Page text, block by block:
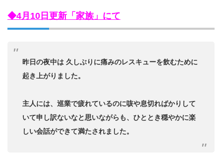
◆4月10日更新「家族」にて
昨日の夜中は 久しぶりに痛みのレスキューを飲むために
起き上がりました。
主人には、巡業で疲れているのに咳や息切ればかりして
いて申し訳ないなと思いながらも、ひととき穏やかに楽
しい会話ができて満たされました。